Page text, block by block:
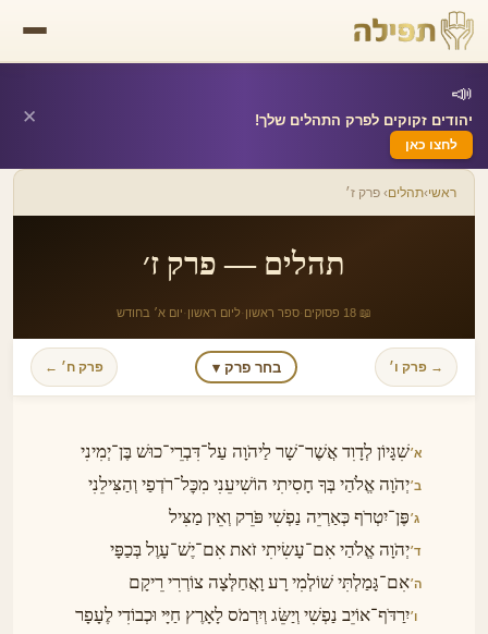
📣
יהודים זקוקים לפרק התהלים שלך!
לחצו כאן
✕
ראשי›תהלים› פרק ז׳
תהלים — פרק ז׳
📖 18 פסוקים ·ספר ראשון ·ליום ראשון ·יום א׳ בחודש
→ פרק ו׳ בחר פרק ▾ פרק ח׳ ←
א׳שִׁגָּיוֹן לְדָוִד אֲשֶׁר־שָׁר לַיהֹוָה עַל־דִּבְרֵי־כוּשׁ בֶּן־יְמִינִי
ב׳יְהֹוָה אֱלֹהַי בְּךָ חָסִיתִי הוֹשִׁיעֵנִי מִכׇּל־רֹדְפַי וְהַצִּילֵנִי
ג׳פֶּן־יִטְרֹף כְּאַרְיֵה נַפְשִׁי פֹּרֵק וְאֵין מַצִּיל
ד׳יְהֹוָה אֱלֹהַי אִם־עָשִׂיתִי זֹאת אִם־יֶשׁ־עָוֶל בְּכַפָּי
ה׳אִם־גָּמַלְתִּי שׁוֹלְמִי רָע וָאֲחַלְּצָה צוֹרְרִי רֵיקָם
ו׳יִרַדֹּף־אוֹיֵב נַפְשִׁי וְיַשֵּׂג וְיִרְמֹס לָאָרֶץ חַיָּי וּכְבוֹדִי לֶעָפָר